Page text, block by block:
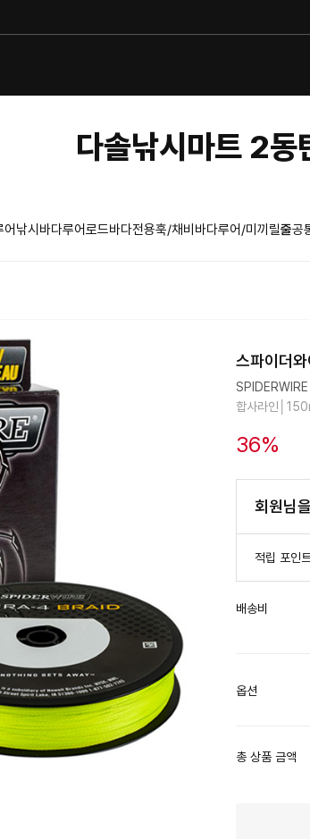
다솔낚시마트 2동
낚시 바다루어로드바다전용훅/채비 바다루어/미끼 릴줄공
스파이더
합사라인
36%
회원님
적립 포인트
배송비
옵션
총 상품 금액